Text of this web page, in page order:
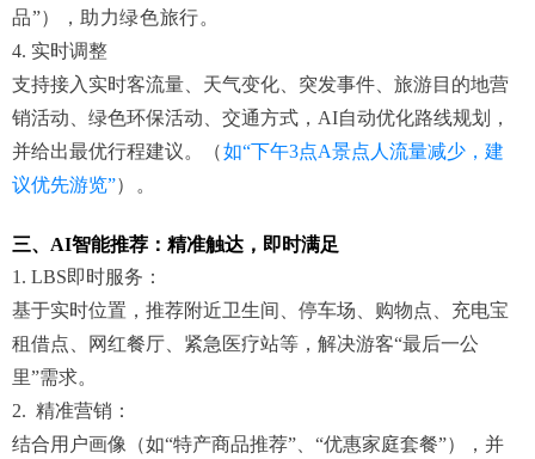
品”），助力绿色旅行。
4. 实时调整
支持接入实时客流量、天气变化、突发事件、旅游目的地营
销活动、绿色环保活动、交通方式，AI自动优化路线规划，
并给出最优行程建议。
（如“下午3点A景点人流量减少，建
议优先游览”）。
三、AI智能推荐：精准触达，即时满足
1. LBS即时服务：
基于实时位置，推荐附近卫生间、停车场、购物点、充电宝
租借点、网红餐厅、紧急医疗站等，解决游客“最后一公
里”需求。
2. 精准营销：
结合用户画像（如“特产商品推荐”、“优惠家庭套餐”），并